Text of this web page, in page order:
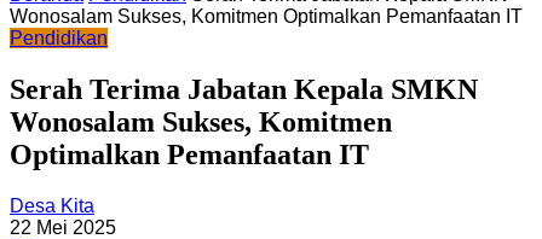
Wonosalam Sukses, Komitmen Optimalkan Pemanfaatan IT
Pendidikan
Serah Terima Jabatan Kepala SMKN
Wonosalam Sukses, Komitmen
Optimalkan Pemanfaatan IT
Desa Kita
22 Mei 2025